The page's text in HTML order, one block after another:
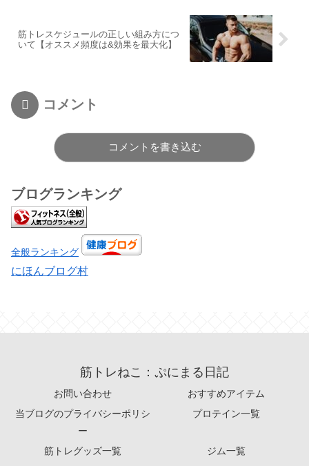
筋トレスケジュールの正しい組み方につ
いて【オススメ頻度は&効果を最大化】
コメント
コメントを書き込む
ブログランキング
全般ランキング
にほんブログ村
筋トレねこ：ぷにまる日記
お問い合わせ
おすすめアイテム
当ブログのプライバシーポリシ
ー
プロテイン一覧
筋トレグッズ一覧 ジム一覧